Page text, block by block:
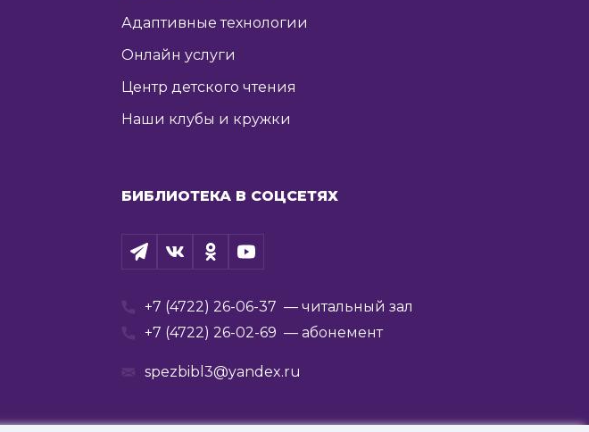
Адаптивные технологии
Онлайн услуги
Центр детского чтения
Наши клубы и кружки
БИБЛИОТЕКА В СОЦСЕТЯХ
+7 (4722) 26-06-37 — читальный зал
+7 (4722) 26-02-69 — абонемент
spezbibl3@yandex.ru